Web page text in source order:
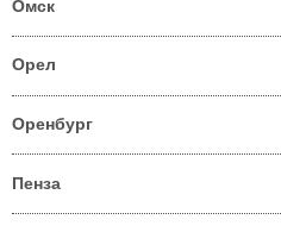
Омск
Орел
Оренбург
Пенза